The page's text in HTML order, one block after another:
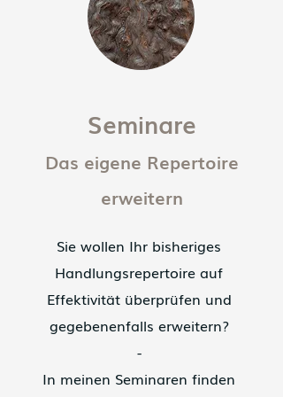
Seminare
Das eigene Repertoire
erweitern
Sie wollen Ihr bisheriges
Handlungsrepertoire auf
Effektivität überprüfen und
gegebenenfalls erweitern?
-
In meinen Seminaren finden